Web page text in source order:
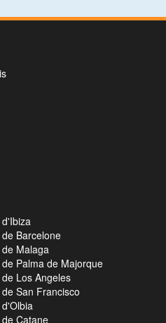
Barcelone
Malaga
Palma de Majorque
Los Angeles
San Francisco
Catane